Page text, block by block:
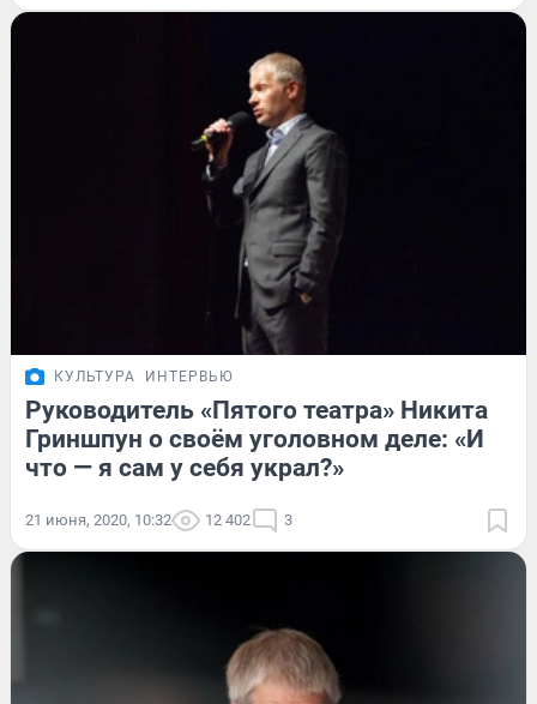
КУЛЬТУРА ИНТЕРВЬЮ
Руководитель «Пятого театра» Никита
Гриншпун о своём уголовном деле: «И
что — я сам у себя украл?»
21 июня, 2020, 10:32 12 402 3